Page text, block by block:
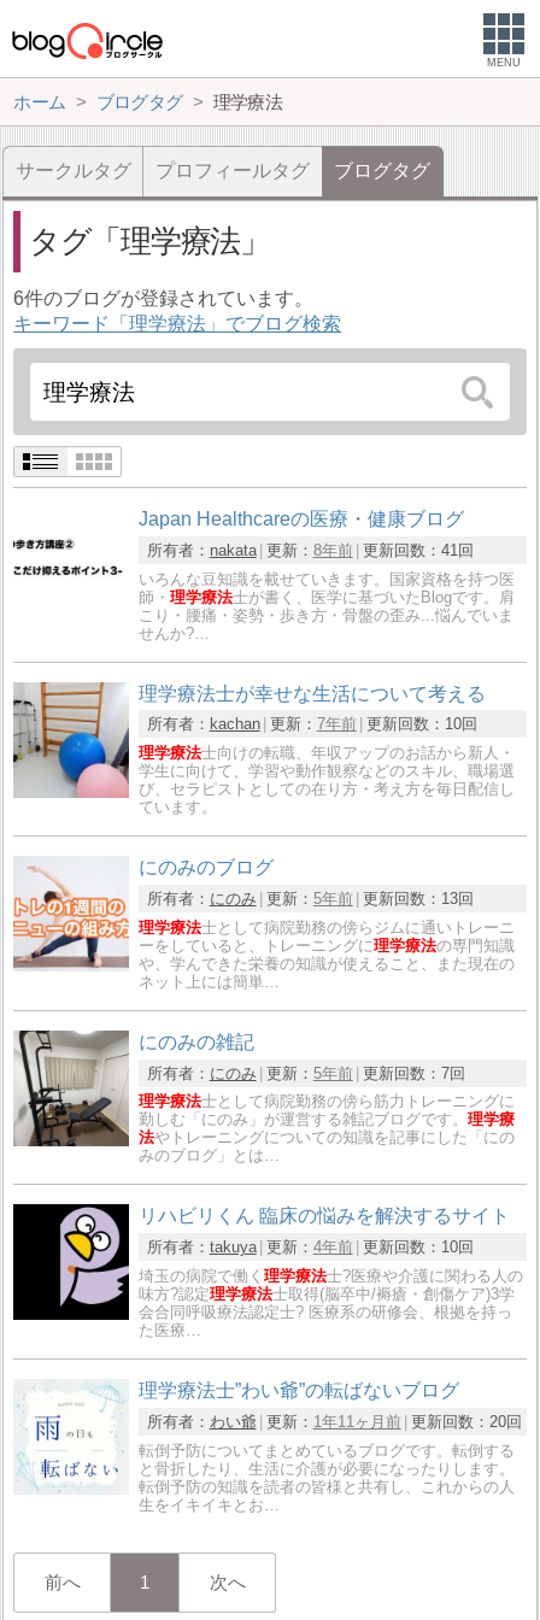
MENU
ホーム ブログタグ 理学療法
サークルタグ プロフィールタグ ブログタグ
タグ 理学療法
6件のブログが登録されています。
キーワード「理学療法」でブログ検索
Japan Healthcareの医療・健康ブログ
所有者： nakata 更新： 8年前 更新回数： 41回
いろんな豆知識を載せていきます。国家資格を持つ医
師・理学療法士が書く、医学に基づいたBlogです。肩
こり・腰痛・姿勢・歩き方・骨盤の歪み...悩んでいま
せんか?…
理学療法士が幸せな生活について考える
所有者： kachan 更新： 7年前 更新回数： 10回
理学療法士向けの転職、年収アップのお話から新人・
学生に向けて、学習や動作観察などのスキル、職場選
び、セラピストとしての在り方・考え方を毎日配信し
ています。
にのみのブログ
所有者： にのみ 更新： 5年前 更新回数： 13回
理学療法士として病院勤務の傍らジムに通いトレーニ
ーをしていると、トレーニングに理学療法の専門知識
や、学んできた栄養の知識が使えること、また現在の
ネット上には簡単…
にのみの雑記
所有者： にのみ 更新： 5年前 更新回数： 7回
理学療法士として病院勤務の傍ら筋力トレーニングに
勤しむ「にのみ」が運営する雑記ブログです。理学療
法やトレーニングについての知識を記事にした「にの
みのブログ」とは…
リハビリくん 臨床の悩みを解決するサイト
所有者： takuya 更新： 4年前 更新回数： 10回
埼玉の病院で働く理学療法士?医療や介護に関わる人の
味方?認定理学療法士取得(脳卒中/褥瘡・創傷ケア)3学
会合同呼吸療法認定士? 医療系の研修会、根拠を持っ
た医療…
理学療法士”わい爺”の転ばないブログ
所有者： わい爺 更新： 1年11ヶ月前 更新回数： 20回
転倒予防についてまとめているブログです。転倒する
と骨折したり、生活に介護が必要になったりします。
転倒予防の知識を読者の皆様と共有し、これからの人
生をイキイキとお…
前へ 1 次へ